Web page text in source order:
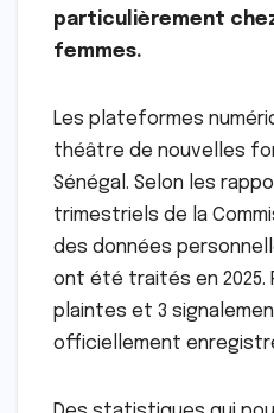
particulièrement
femmes.
Les plateformes
théâtre de nouvelles
Sénégal. Selon les
trimestriels de la
des données
ont été traités en 2025.
plaintes et 3
officiellement